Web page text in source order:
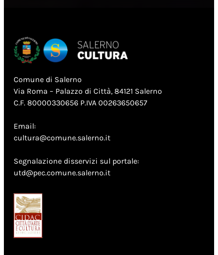
Comune di Salerno
Via Roma – Palazzo di Città, 84121 Salerno
C.F. 80000330656 P.IVA 00263650657
Email:
cultura@comune.salerno.it
Segnalazione disservizi sul portale:
utd@pec.comune.salerno.it